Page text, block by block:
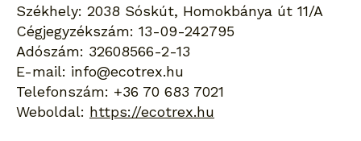
Székhely: 2038 Sóskút, Homokbánya út 11/A
Cégjegyzékszám: 13-09-242795
Adószám: 32608566-2-13
E-mail: info@ecotrex.hu
Telefonszám: +36 70 683 7021
Weboldal: https://ecotrex.hu